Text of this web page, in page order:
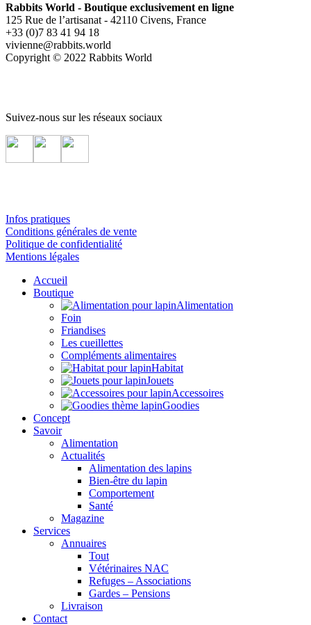
Rabbits World - Boutique exclusivement en ligne
125 Rue de l’artisanat - 42110 Civens, France
+33 (0)7 83 41 94 18
vivienne@rabbits.world
Copyright © 2022 Rabbits World
Suivez-nous sur les réseaux sociaux
Infos pratiques
Conditions générales de vente
Politique de confidentialité
Mentions légales
Accueil
Boutique
Alimentation
Foin
Friandises
Les cueillettes
Compléments alimentaires
Habitat
Jouets
Accessoires
Goodies
Concept
Savoir
Alimentation
Actualités
Alimentation des lapins
Bien-être du lapin
Comportement
Santé
Magazine
Services
Annuaires
Tout
Vétérinaires NAC
Refuges – Associations
Gardes – Pensions
Livraison
Contact